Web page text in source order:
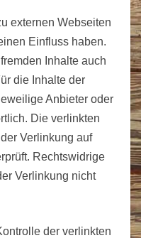
externen Webseiten
Einfluss haben.
Inhalte auch
die Inhalte der
Anbieter oder
Die verlinkten
Verlinkung auf
Rechtswidrige
Verlinkung nicht
der verlinkten